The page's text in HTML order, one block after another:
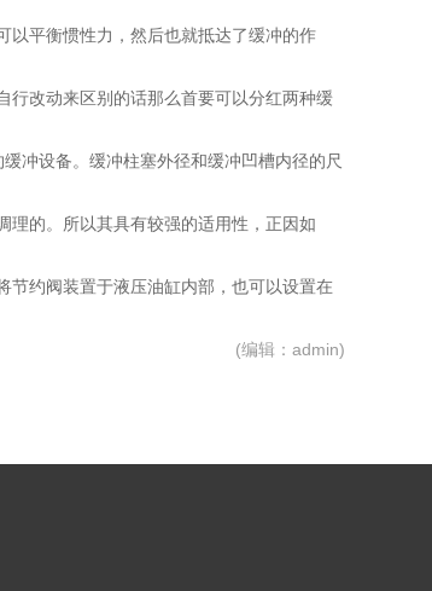
平衡惯性力，然后也就抵达了缓冲的作
行改动来区别的话那么首要可以分红两种缓
冲设备。缓冲柱塞外径和缓冲凹槽内径的尺
的。所以其具有较强的适用性，正因如
约阀装置于液压油缸内部，也可以设置在
(编辑：admin)